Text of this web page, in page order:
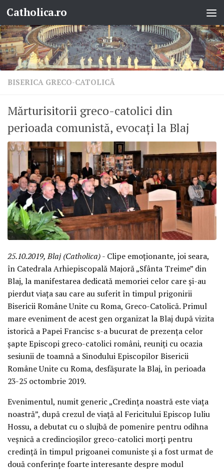
Skip to content
Catholica.ro
BISERICA GRECO-CATOLICĂ
Mărturisitorii greco-catolici din
perioada comunistă, evocați la Blaj
25.10.2019, Blaj (Catholica)- Clipe emoționante, joi seara,
în Catedrala Arhiepiscopală Majoră „Sfânta Treime” din
Blaj, la manifestarea dedicată memoriei celor care și-au
pierdut viața sau care au suferit în timpul prigonirii
Bisericii Române Unite cu Roma, Greco-Catolică. Primul
mare eveniment de acest gen organizat la Blaj după vizita
istorică a Papei Francisc s-a bucurat de prezența celor
șapte Episcopi greco-catolici români, reuniți cu ocazia
sesiunii de toamnă a Sinodului Episcopilor Bisericii
Române Unite cu Roma, desfășurate la Blaj, în perioada
23-25 octombrie 2019.
Evenimentul, numit generic „Credința noastră este viața
noastră”, după crezul de viață al Fericitului Episcop Iuliu
Hossu, a debutat cu o slujbă de pomenire pentru odihna
veșnică a credincioșilor greco-catolici morți pentru
credință în timpul prigoanei comuniste și a fost urmat de
două conferințe foarte interesante despre modul